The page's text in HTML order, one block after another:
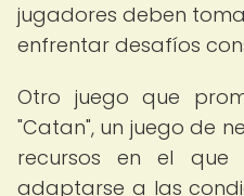
jugadores deben
enfrentar desafíos
Otro juego que
"Catan", un juego de
recursos en el que
adaptarse a las